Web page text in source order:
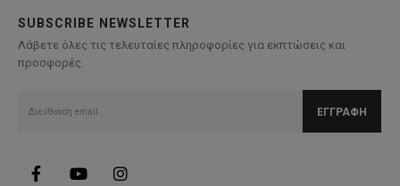
SUBSCRIBE NEWSLETTER
Λάβετε όλες τις τελευταίες πληροφορίες για εκπτώσεις και
προσφορές.